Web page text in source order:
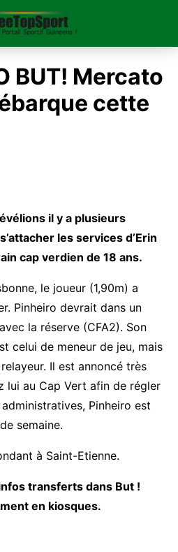
BUT! Mercato
cette
il y a plusieurs
les services d’Erin
cap verdien de 18 ans.
le joueur (1,90m) a
Pinheiro devrait dans un
la réserve (CFA2). Son
celui de meneur de jeu, mais
Il est annoncé très
lui au Cap Vert afin de régler
Pinheiro est
semaine.
à Saint-Etienne.
transferts dans But !
en kiosques.